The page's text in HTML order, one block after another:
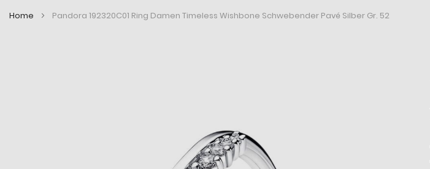
Home Pandora 192320C01 Ring Damen Timeless Wishbone Schwebender Pavé Silber Gr. 52